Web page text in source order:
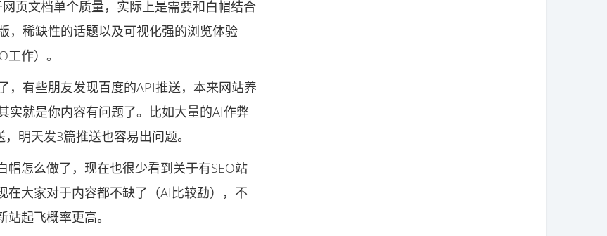
文档单个质量，实际上是需要和白帽结合
，稀缺性的话题以及可视化强的浏览体验
作）。
有些朋友发现百度的API推送，本来网站养
实就是你内容有问题了。比如大量的AI作弊
明天发3篇推送也容易出问题。
怎么做了，现在也很少看到关于有SEO站
在大家对于内容都不缺了（AI比较勐），不
起飞概率更高。